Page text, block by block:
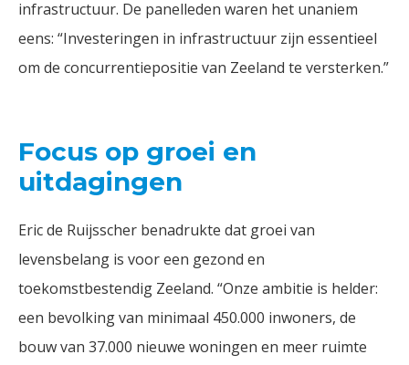
infrastructuur. De panelleden waren het unaniem
eens: “Investeringen in infrastructuur zijn essentieel
om de concurrentiepositie van Zeeland te versterken.”
Focus op groei en
uitdagingen
Eric de Ruijsscher benadrukte dat groei van
levensbelang is voor een gezond en
toekomstbestendig Zeeland. “Onze ambitie is helder:
een bevolking van minimaal 450.000 inwoners, de
bouw van 37.000 nieuwe woningen en meer ruimte